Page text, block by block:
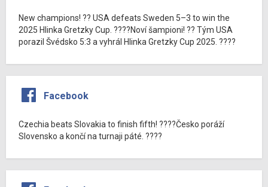
New champions! ?? USA defeats Sweden 5–3 to win the
2025 Hlinka Gretzky Cup. ????Noví šampioni! ?? Tým USA
porazil Švédsko 5:3 a vyhrál Hlinka Gretzky Cup 2025. ????
Facebook
Czechia beats Slovakia to finish fifth! ????Česko poráží
Slovensko a končí na turnaji páté. ????